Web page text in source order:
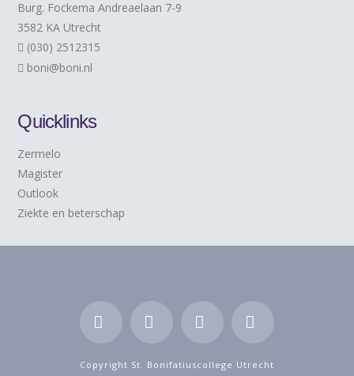
Burg. Fockema Andreaelaan 7-9
3582 KA Utrecht
(030) 2512315
boni@boni.nl
Quicklinks
Zermelo
Magister
Outlook
Ziekte en beterschap
FacebookLinkedInYouTubeInstagram
Copyright St. Bonifatiuscollege Utrecht